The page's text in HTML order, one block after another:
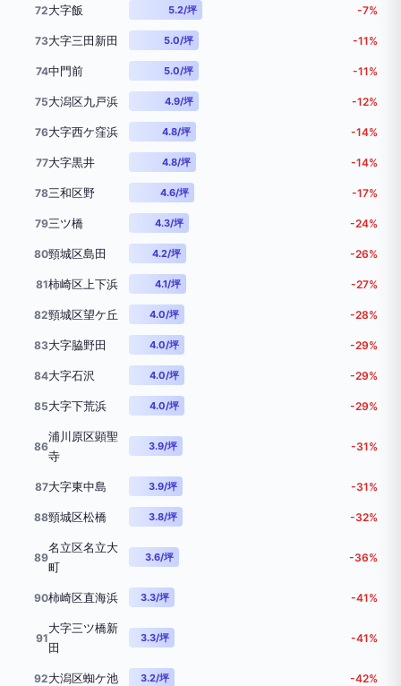
72大字飯 5.2/坪 -7%
73大字三田新田 5.0/坪 -11%
74中門前 5.0/坪 -11%
75大潟区九戸浜 4.9/坪 -12%
76大字西ケ窪浜 4.8/坪 -14%
77大字黒井 4.8/坪 -14%
78三和区野 4.6/坪 -17%
79三ツ橋 4.3/坪 -24%
80頸城区島田 4.2/坪 -26%
81柿崎区上下浜 4.1/坪 -27%
82頸城区望ケ丘 4.0/坪 -28%
83大字脇野田 4.0/坪 -29%
84大字石沢 4.0/坪 -29%
85大字下荒浜 4.0/坪 -29%
86
浦川原区顕聖
寺
3.9/坪 -31%
87大字東中島 3.9/坪 -31%
88頸城区松橋 3.8/坪 -32%
89
名立区名立大
町
3.6/坪 -36%
90柿崎区直海浜 3.3/坪 -41%
91
大字三ツ橋新
田
3.3/坪 -41%
92大潟区蜘ケ池 3.2/坪 -42%